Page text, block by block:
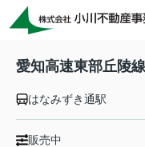
愛知高速東部丘陵
はなみずき通駅
販売中